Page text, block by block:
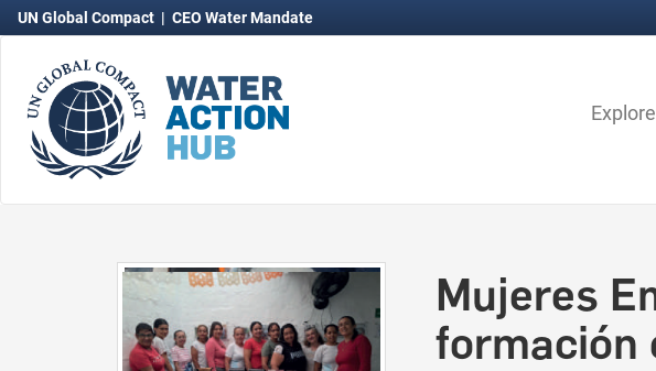
UN Global Compact | CEO Water Mandate
Explore
Mujeres
formación